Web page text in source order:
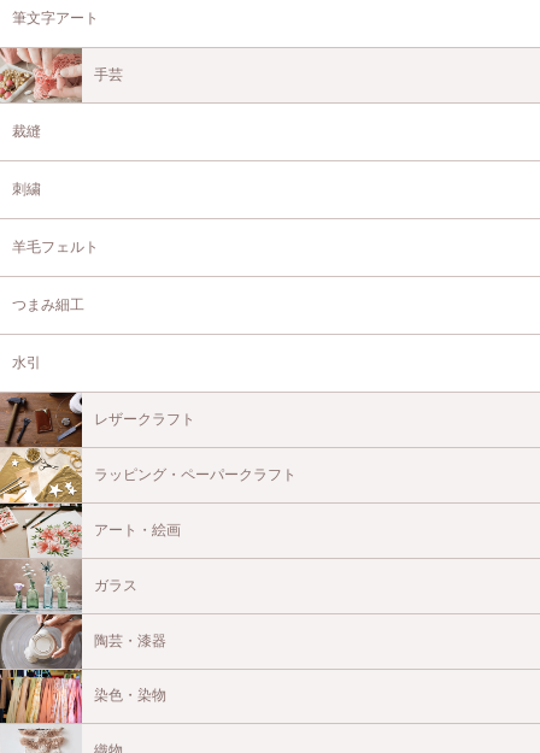
筆文字アート
手芸
裁縫
刺繍
羊毛フェルト
つまみ細工
水引
レザークラフト
ラッピング・ペーパークラフト
アート・絵画
ガラス
陶芸・漆器
染色・染物